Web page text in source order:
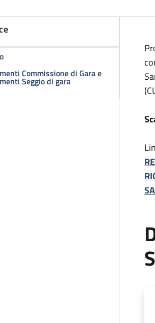
della pagina Procedura aperta ex art. 71
Commissione di Gara e
Seggio di garadella pagina